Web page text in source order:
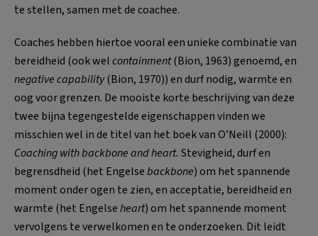
te stellen, samen met de coachee.
Coaches hebben hiertoe vooral een unieke combinatie van
bereidheid (ook welcontainment(Bion, 1963) genoemd, en
negative capability(Bion, 1970)) en durf nodig, warmte en
oog voor grenzen. De mooiste korte beschrijving van deze
twee bijna tegengestelde eigenschappen vinden we
misschien wel in de titel van het boek van O’Neill (2000):
Coaching with backbone and heart. Stevigheid, durf en
begrensdheid (het Engelsebackbone) om het spannende
moment onder ogen te zien, en acceptatie, bereidheid en
warmte (het Engelseheart) om het spannende moment
vervolgens te verwelkomen en te onderzoeken. Dit leidt